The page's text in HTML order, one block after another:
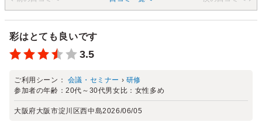
彩はとても良いです
3.5
ご利用シーン： 会議・セミナー › 研修
参加者の年齢：20代～30代男女比： 女性多め
大阪府大阪市淀川区西中島2026/06/05